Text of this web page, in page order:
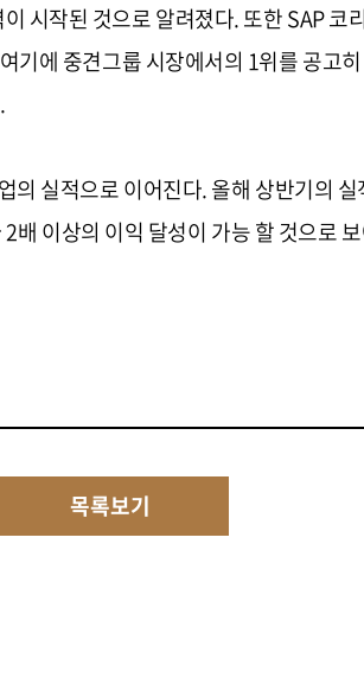
시작된 것으로 알려졌다. 또한 SAP 코
기에 중견그룹 시장에서의 1위를 공고
실적으로 이어진다. 올해 상반기의
이상의 이익 달성이 가능 할 것으로
목록보기